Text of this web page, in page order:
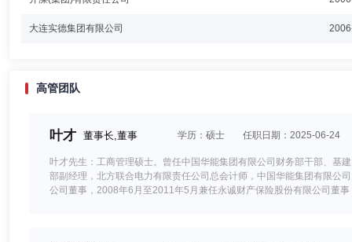
大连实德集团有限公司
高管团队
叶才 董事长,董事 学历：硕士 任职日期：2025-06-24
叶才先生：工商管理硕士。曾任中国华能集团有限公司财务部干部、基
部副经理，北方联合电力有限责任公司总会计师，中国华能集团有限公
公司董事，2008年6月至2011年5月兼任永诚财产保险股份有限公司董